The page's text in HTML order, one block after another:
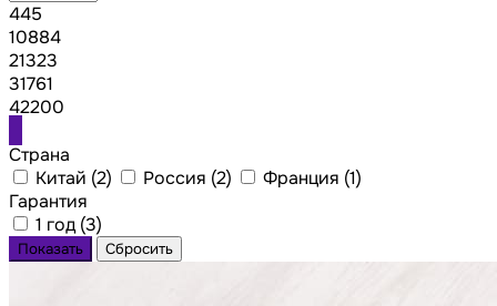
445
10884
21323
31761
42200
Страна
Китай (2) Россия (2) Франция (1)
Гарантия
1 год (3)